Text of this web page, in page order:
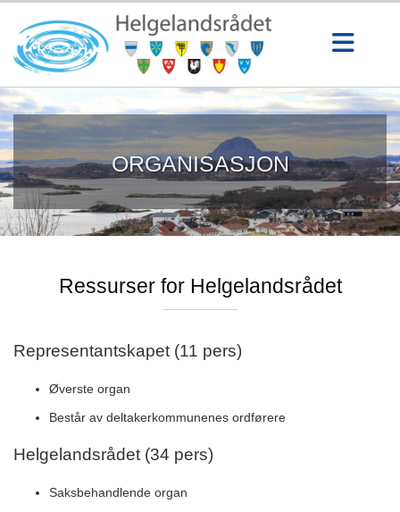
ORGANISASJON
Ressurser for Helgelandsrådet
Representantskapet (11 pers)
Øverste organ
Består av deltakerkommunenes ordførere
Helgelandsrådet (34 pers)
Saksbehandlende organ